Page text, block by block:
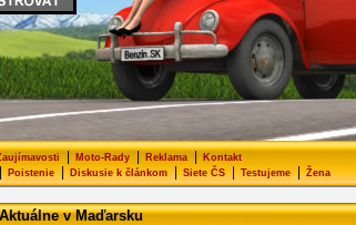
Moto-Rady Reklama Kontakt
Poistenie| Diskusie k článkom| Siete ČS| Testujeme| Žena
Aktuálne v Maďarsku